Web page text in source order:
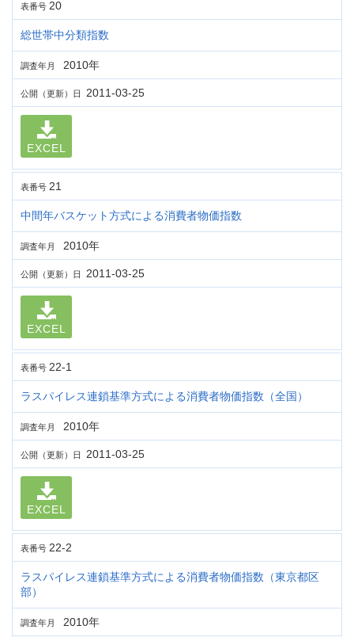
表番号 20
総世帯中分類指数
調査年月 2010年
公開（更新）日 2011-03-25
EXCEL
表番号 21
中間年バスケット方式による消費者物価指数
調査年月 2010年
公開（更新）日 2011-03-25
EXCEL
表番号 22-1
ラスパイレス連鎖基準方式による消費者物価指数（全国）
調査年月 2010年
公開（更新）日 2011-03-25
EXCEL
表番号 22-2
ラスパイレス連鎖基準方式による消費者物価指数（東京都区
部）
調査年月 2010年